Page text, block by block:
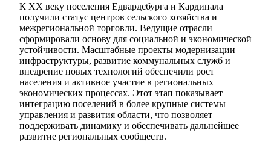
К XX веку поселения Едвардсбурга и Кардинала
получили статус центров сельского хозяйства и
межрегиональной торговли. Ведущие отрасли
сформировали основу для социальной и экономической
устойчивости. Масштабные проекты модернизации
инфраструктуры, развитие коммунальных служб и
внедрение новых технологий обеспечили рост
населения и активное участие в региональных
экономических процессах. Этот этап показывает
интеграцию поселений в более крупные системы
управления и развития области, что позволяет
поддерживать динамику и обеспечивать дальнейшее
развитие региональных сообществ.